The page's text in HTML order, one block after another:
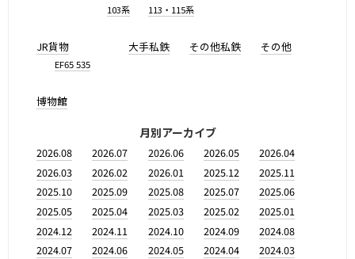
103系 113・115系
JR貨物
EF65 535
大手私鉄 その他私鉄 その他
博物館
月別アーカイブ
2026.08 2026.07 2026.06 2026.05
2026.04
2026.03
2026.02 2026.01 2025.12
2025.11
2025.10
2025.09 2025.08 2025.07
2025.06
2025.05
2025.04 2025.03 2025.02
2025.01
2024.12
2024.11 2024.10 2024.09
2024.08
2024.07
2024.06 2024.05 2024.04
2024.03